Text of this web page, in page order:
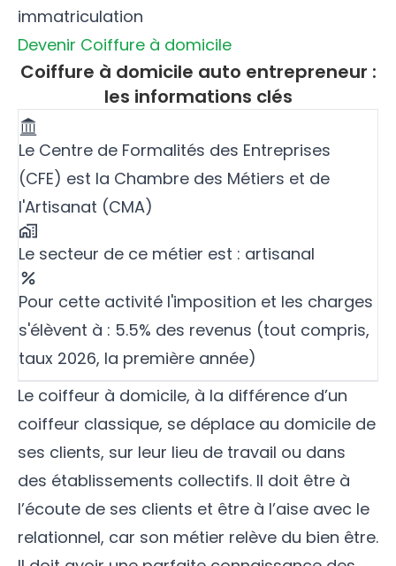
immatriculation
Devenir Coiffure à domicile
Coiffure à domicile auto entrepreneur :
les informations clés
Le Centre de Formalités des Entreprises
(CFE) est la Chambre des Métiers et de
l'Artisanat (CMA)
Le secteur de ce métier est : artisanal
Pour cette activité l'imposition et les charges
s'élèvent à : 5.5% des revenus (tout compris,
taux 2026, la première année)
Le coiffeur à domicile, à la différence d’un
coiffeur classique, se déplace au domicile de
ses clients, sur leur lieu de travail ou dans
des établissements collectifs. Il doit être à
l’écoute de ses clients et être à l’aise avec le
relationnel, car son métier relève du bien être.